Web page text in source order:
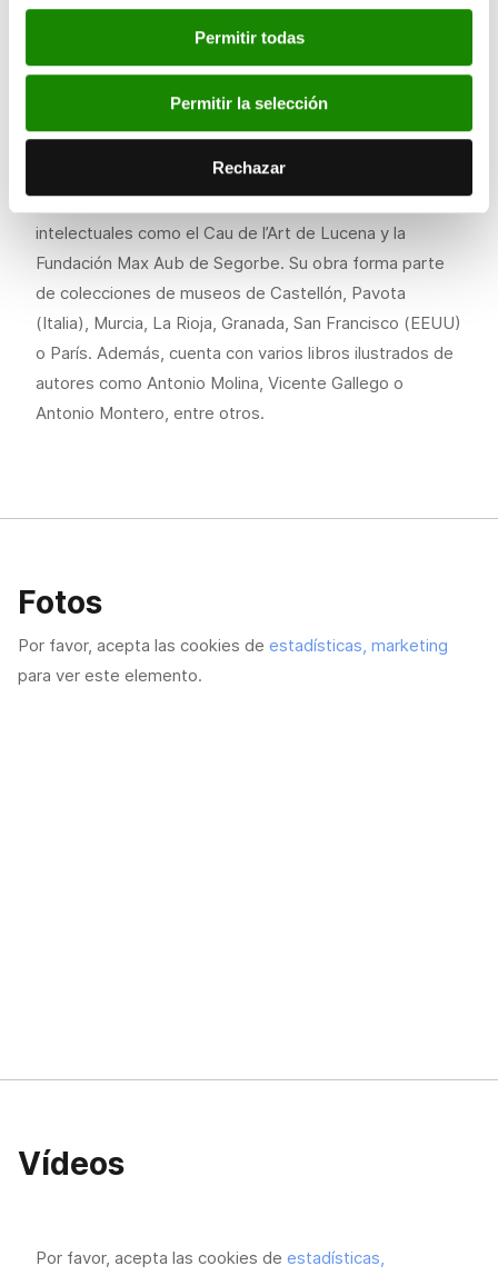
Permitir todas
Permitir la selección
Rechazar
la inconfundible mirada que trazará en todas sus
mujeres y que se ha convertido en icono de su obra,
abiertamente enmarcada en el expresionismo
Desde sus inicios, el artista no ha dejado de crear y
exponer por España, Europa, Estados Unidos y Taiwán,
además de colaborar con otros artistas y esferas
intelectuales como el Cau de l’Art de Lucena y la
Fundación Max Aub de Segorbe. Su obra forma parte
de colecciones de museos de Castellón, Pavota
(Italia), Murcia, La Rioja, Granada, San Francisco (EEUU)
o París. Además, cuenta con varios libros ilustrados de
autores como Antonio Molina, Vicente Gallego o
Antonio Montero, entre otros.
Fotos
Por favor, acepta las cookies de estadísticas, marketing
para ver este elemento.
Vídeos
Por favor, acepta las cookies de estadísticas,